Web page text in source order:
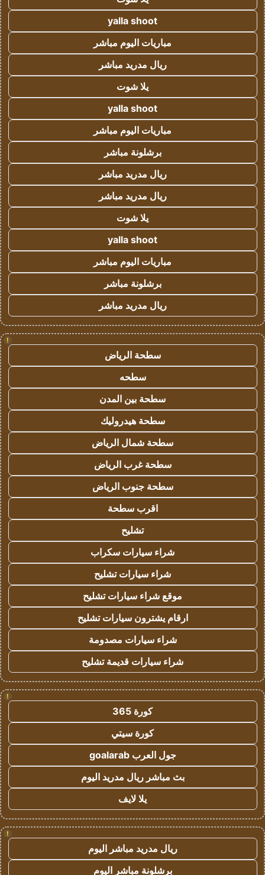
yalla shoot
مباريات اليوم مباشر
ريال مدريد مباشر
يلا شوت
yalla shoot
مباريات اليوم مباشر
برشلونة مباشر
ريال مدريد مباشر
ريال مدريد مباشر
يلا شوت
yalla shoot
مباريات اليوم مباشر
برشلونة مباشر
ريال مدريد مباشر
!
سطحة الرياض
سطحه
سطحة بين المدن
سطحة هيدروليك
سطحة شمال الرياض
سطحة غرب الرياض
سطحة جنوب الرياض
اقرب سطحة
تشليح
شراء سيارات سكراب
شراء سيارات تشليح
موقع شراء سيارات تشليح
ارقام يشترون سيارات تشليح
شراء سيارات مصدومة
شراء سيارات قديمة تشليح
!
كورة 365
كورة سيتي
جول العرب goalarab
بث مباشر ريال مدريد اليوم
يلا لايف
!
ريال مدريد مباشر اليوم
برشلونة مباشر اليوم